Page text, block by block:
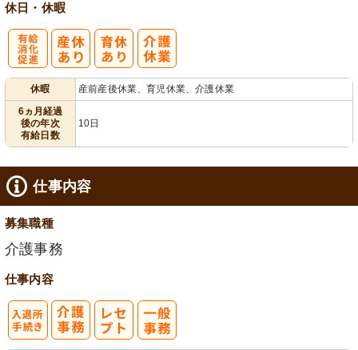
休日・休暇
休暇
産前産後休業、育児休業、介護休業
6ヵ月経過
後の年次
有給日数
10日
仕事内容
募集職種
介護事務
仕事内容